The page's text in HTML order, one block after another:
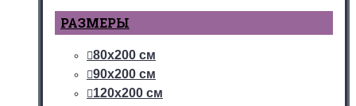
РАЗМЕРЫ
80х200 см
90х200 см
120х200 см